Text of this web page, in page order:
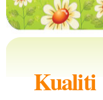
Kualiti